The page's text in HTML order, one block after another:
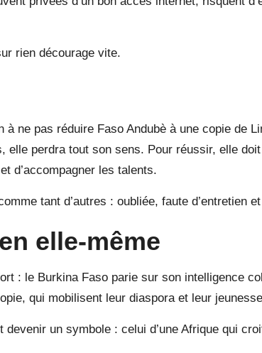
rien décourage vite.
à ne pas réduire Faso Andubè à une copie
elle perdra tout son sens. Pour réussir, elle
d’accompagner les talents.
tant d’autres : oubliée, faute d’entretien
elle-même
: le Burkina Faso parie sur son intelligence
qui mobilisent leur diaspora et leur
un symbole : celui d’une Afrique qui